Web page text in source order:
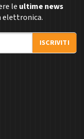
le ultime news
elettronica.
ISCRIVITI